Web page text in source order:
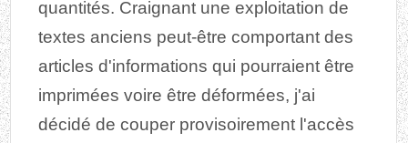
quantités. Craignant une exploitation de
textes anciens peut-être comportant des
articles d'informations qui pourraient être
imprimées voire être déformées, j'ai
décidé de couper provisoirement l'accès